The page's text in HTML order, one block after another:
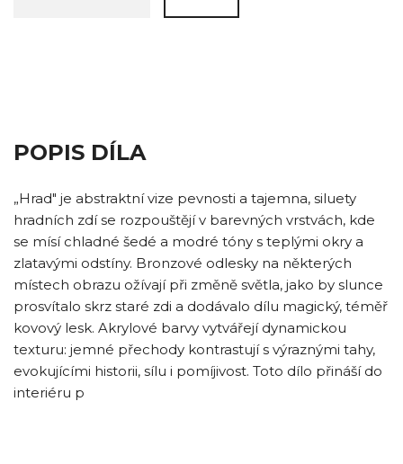
POPIS DÍLA
„Hrad" je abstraktní vize pevnosti a tajemna, siluety
hradních zdí se rozpouštějí v barevných vrstvách, kde
se mísí chladné šedé a modré tóny s teplými okry a
zlatavými odstíny. Bronzové odlesky na některých
místech obrazu ožívají při změně světla, jako by slunce
prosvítalo skrz staré zdi a dodávalo dílu magický, téměř
kovový lesk. Akrylové barvy vytvářejí dynamickou
texturu: jemné přechody kontrastují s výraznými tahy,
evokujícími historii, sílu i pomíjivost. Toto dílo přináší do
interiéru p